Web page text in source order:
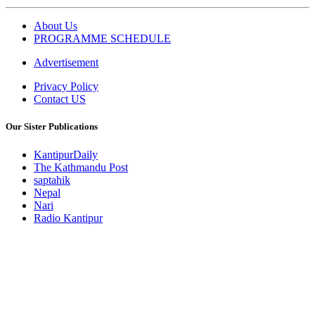
About Us
PROGRAMME SCHEDULE
Advertisement
Privacy Policy
Contact US
Our Sister Publications
KantipurDaily
The Kathmandu Post
saptahik
Nepal
Nari
Radio Kantipur